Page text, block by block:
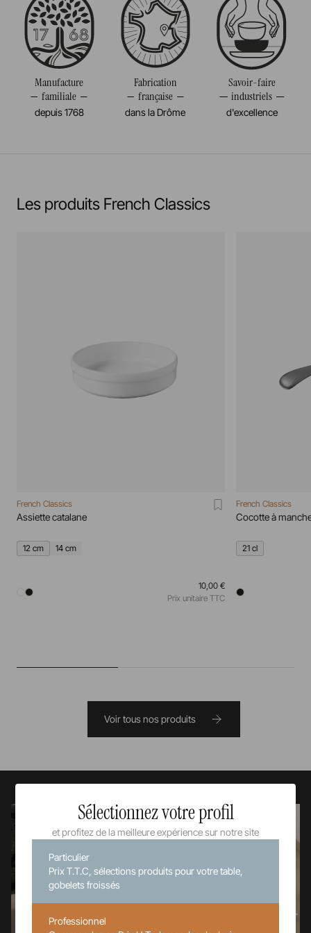
(-20°c)
Pas de cuisson à la flamme, ni gaz, ni électrique
En savoir plus
Poids 1,100KG
Manufacture
familiale
depuis 1768
Fabrication
française
dans la Drôme
Savoir-faire
industriels
d'excellence
Les produits French Classics
French Classics
Assiette catalane
12 cm 14 cm
10,00 €
Prix unitaire TTC
French Classics
Cocotte à
21 cl
Voir tous nos produits
Sélectionnez votre profil
et profitez de la meilleure expérience sur notre site
Particulier
Prix T.T.C, sélections produits pour votre table,
gobelets froissés
Professionnel